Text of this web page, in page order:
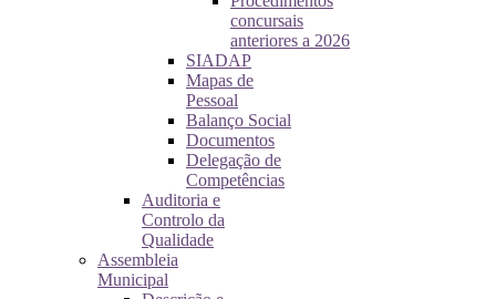
concursais
anteriores a 2026
SIADAP
Mapas de
Pessoal
Balanço Social
Documentos
Delegação de
Competências
Auditoria e
Controlo da
Qualidade
Assembleia
Municipal